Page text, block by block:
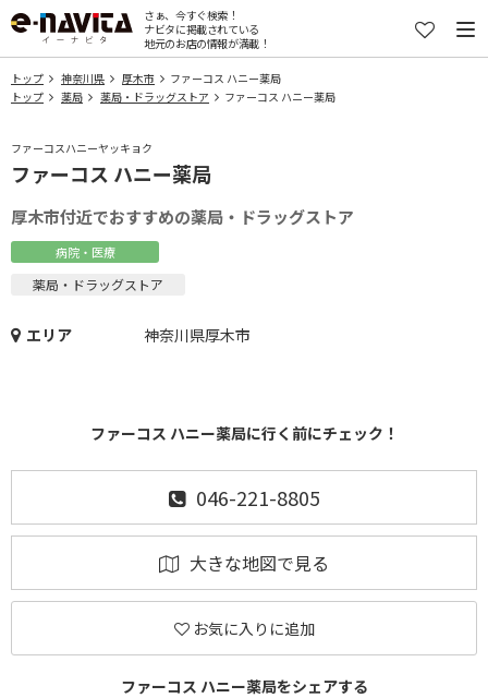
さぁ、今すぐ検索！
ナビタに掲載されている
地元のお店の情報が満載！
トップ 神奈川県 厚木市
ファーコス ハニー薬局
トップ
薬局 薬局・ドラッグストア ファーコス ハニー薬局
ファーコスハニーヤッキョク
ファーコス ハニー薬局
厚木市付近でおすすめの薬局・ドラッグストア
病院・医療
薬局・ドラッグストア
エリア 神奈川県厚木市
ファーコス ハニー薬局に行く前にチェック！
046-221-8805
大きな地図で見る
お気に入りに追加
ファーコス ハニー薬局をシェアする